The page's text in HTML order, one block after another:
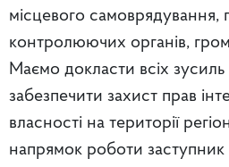
місцевого
контролюючих органів,
Маємо докласти всіх
забезпечити захист прав
власності на території
напрямок роботи